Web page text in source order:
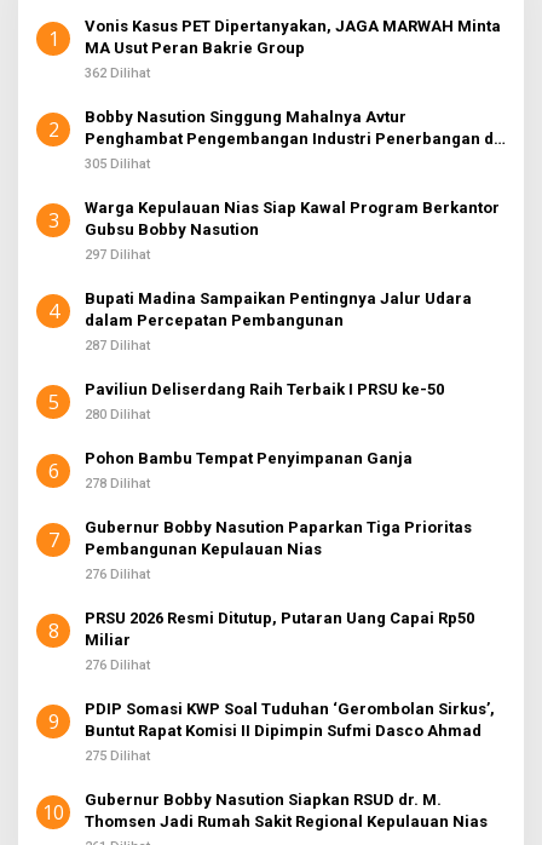
u
k
1
Vonis Kasus PET Dipertanyakan, JAGA MARWAH Minta
MA Usut Peran Bakrie Group
362 Dilihat
2
Bobby Nasution Singgung Mahalnya Avtur
Penghambat Pengembangan Industri Penerbangan di
Sumut
305 Dilihat
3
Warga Kepulauan Nias Siap Kawal Program Berkantor
Gubsu Bobby Nasution
297 Dilihat
4
Bupati Madina Sampaikan Pentingnya Jalur Udara
dalam Percepatan Pembangunan
287 Dilihat
5 Paviliun Deliserdang Raih Terbaik I PRSU ke-50
280 Dilihat
6 Pohon Bambu Tempat Penyimpanan Ganja
278 Dilihat
7
Gubernur Bobby Nasution Paparkan Tiga Prioritas
Pembangunan Kepulauan Nias
276 Dilihat
8
PRSU 2026 Resmi Ditutup, Putaran Uang Capai Rp50
Miliar
276 Dilihat
9
PDIP Somasi KWP Soal Tuduhan ‘Gerombolan Sirkus’,
Buntut Rapat Komisi II Dipimpin Sufmi Dasco Ahmad
275 Dilihat
10
Gubernur Bobby Nasution Siapkan RSUD dr. M.
Thomsen Jadi Rumah Sakit Regional Kepulauan Nias